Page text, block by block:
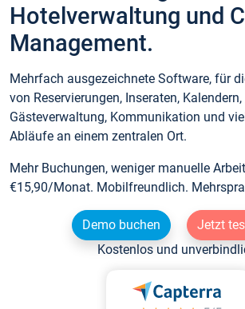
Hotelverwaltung und
Management.
Mehrfach ausgezeichnete Software, für
von Reservierungen, Inseraten,
Gästeverwaltung, Kommunikation und
Abläufe an einem zentralen Ort.
Mehr Buchungen, weniger manuelle
€15,90/Monat. Mobilfreundlich.
Demo buchen
Jetzt
Kostenlos und